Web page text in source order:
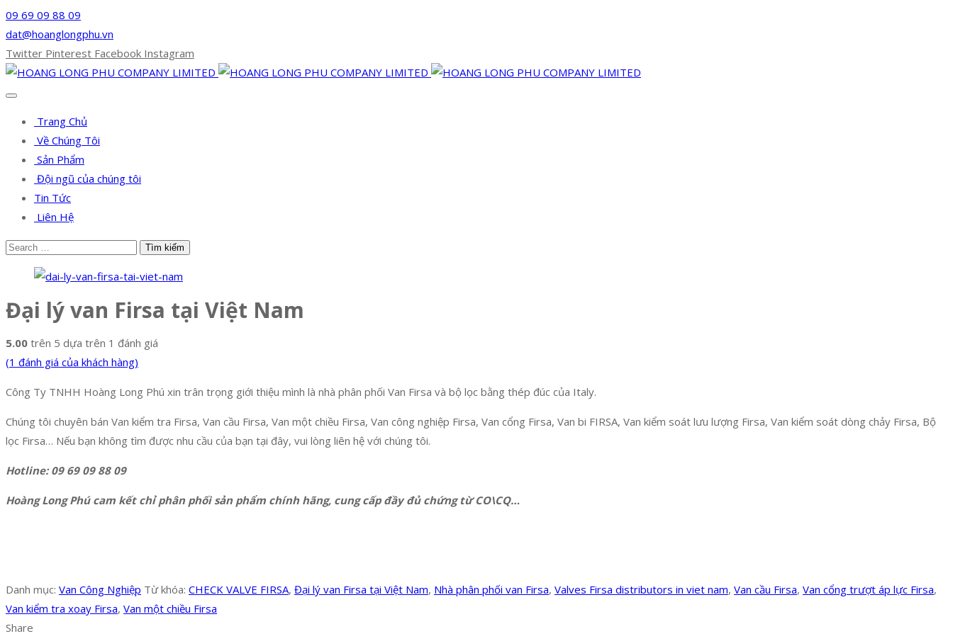
09 69 09 88 09
dat@hoanglongphu.vn
Twitter Pinterest Facebook Instagram
Trang Chủ
Về Chúng Tôi
Sản Phẩm
Đội ngũ của chúng tôi
Tin Tức
Liên Hệ
Đại lý van Firsa tại Việt Nam
5.00 trên 5 dựa trên 1 đánh giá
(1 đánh giá của khách hàng)
Công Ty TNHH Hoàng Long Phú xin trân trọng giới thiệu mình là nhà phân phối Van Firsa và bộ lọc bằng thép đúc của Italy.
Chúng tôi chuyên bán Van kiểm tra Firsa, Van cầu Firsa, Van một chiều Firsa, Van công nghiệp Firsa, Van cổng Firsa, Van bi FIRSA, Van kiểm soát lưu lượng Firsa, Van kiểm soát dòng chảy Firsa, Bộ
lọc Firsa… Nếu bạn không tìm được nhu cầu của bạn tại đây, vui lòng liên hệ với chúng tôi.
Hotline: 09 69 09 88 09
Hoàng Long Phú cam kết chỉ phân phối sản phẩm chính hãng, cung cấp đầy đủ chứng từ CO\CQ…
Danh mục: Van Công Nghiệp Từ khóa: CHECK VALVE FIRSA, Đại lý van Firsa tại Việt Nam, Nhà phân phối van Firsa, Valves Firsa distributors in viet nam, Van cầu Firsa, Van cổng trượt áp lực Firsa,
Van kiểm tra xoay Firsa, Van một chiều Firsa
Share